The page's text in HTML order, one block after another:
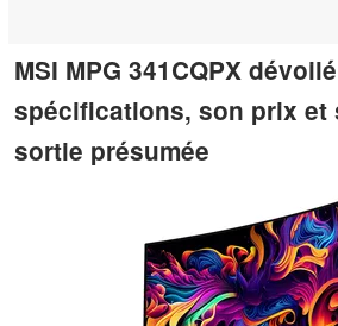
MSI MPG 341CQPX
spécifications, son prix et
sortie présumée